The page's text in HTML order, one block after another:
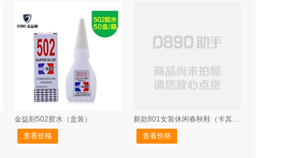
金益刻502胶水（盒装）
查看价格
新款801女装休闲春秋鞋（卡其色）
查看价格